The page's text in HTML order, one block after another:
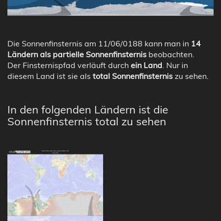
Die Sonnenfinsternis am 11/06/0188 kann man in 14
Ländern als partielle Sonnenfinsternis beobachten.
Der Finsternispfad verläuft durch ein Land . Nur in
diesem Land ist sie als total Sonnenfinsternis zu sehen.
In den folgenden Ländern ist die
Sonnenfinsternis total zu sehen